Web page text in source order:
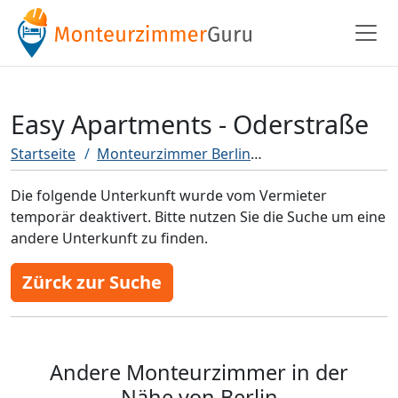
Easy Apartments - Oderstraße
Startseite Monteurzimmer Berlin
Die folgende Unterkunft wurde vom Vermieter
temporär deaktivert. Bitte nutzen Sie die Suche um eine
andere Unterkunft zu finden.
Zürck zur Suche
Andere Monteurzimmer in der